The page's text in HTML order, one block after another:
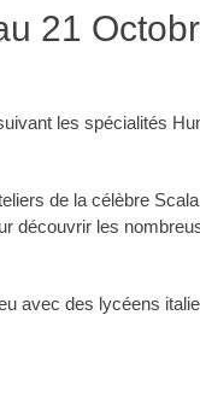
21
les spécialités
de la célèbre
découvrir les
avec des lycéens